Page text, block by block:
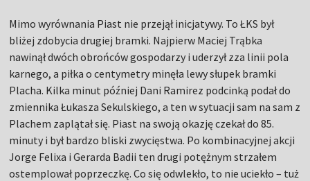
Mimo wyrównania Piast nie przejął inicjatywy. To ŁKS był
bliżej zdobycia drugiej bramki. Najpierw Maciej Trąbka
nawinął dwóch obrońców gospodarzy i uderzył zza linii pola
karnego, a piłka o centymetry minęła lewy słupek bramki
Placha. Kilka minut później Dani Ramirez podcinką podał do
zmiennika Łukasza Sekulskiego, a ten w sytuacji sam na sam z
Plachem zaplątał się. Piast na swoją okazję czekał do 85.
minuty i był bardzo bliski zwycięstwa. Po kombinacyjnej akcji
Jorge Felixa i Gerarda Badii ten drugi potężnym strzałem
ostemplował poprzeczkę. Co się odwlekło, to nie uciekło – tuż